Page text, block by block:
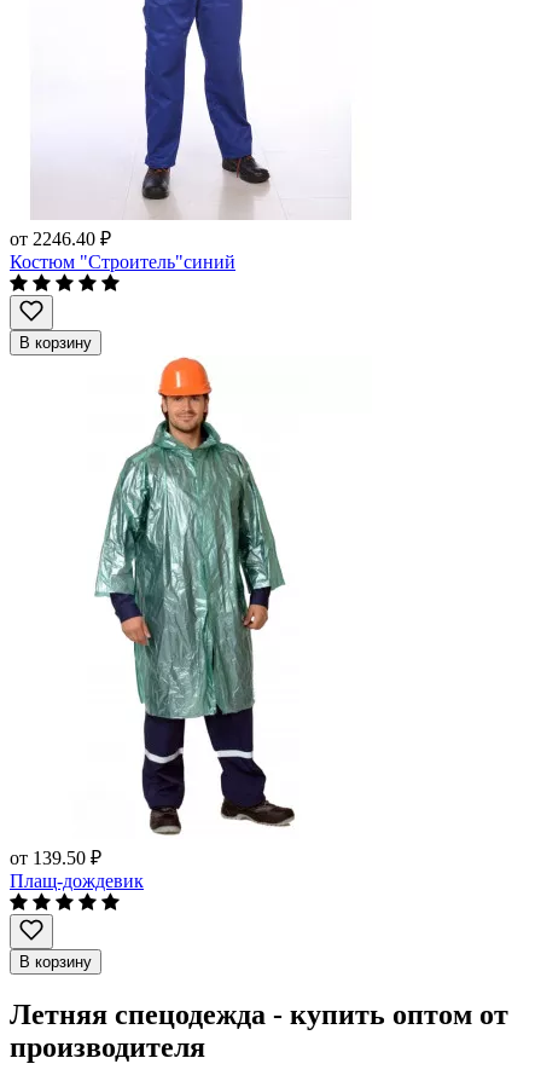
от 2246.40 ₽
Костюм "Строитель"синий
В корзину
от 139.50 ₽
Плащ-дождевик
В корзину
Летняя спецодежда - купить оптом от
производителя